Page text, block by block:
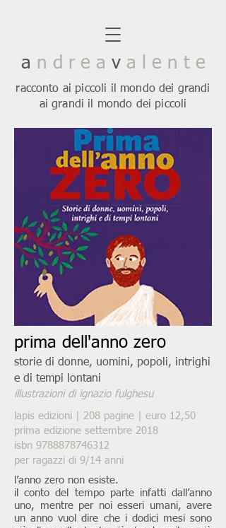
a n d r e a va l e n t e
racconto ai piccoli il mondo dei grandi
ai grandi il mondo dei piccoli
prima dell'anno zero
storie di donne, uomini, popoli, intrighi
e di tempi lontani
illustrazioni di ignazio fulghesu
lapis edizioni | 208 pagine | euro 12,50
prima edizione settembre 2018
isbn 9788878746312
per ragazzi di 9/14 anni
l’anno zero non esiste.
il conto del tempo parte infatti dall’anno
uno, mentre per noi esseri umani, avere
un anno vuol dire che i dodici mesi sono